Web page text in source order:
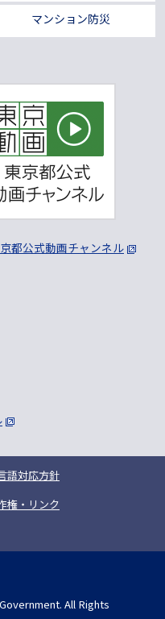
マンション防災
都公式動画チャンネル
語対応方針
権・リンク
All Rights